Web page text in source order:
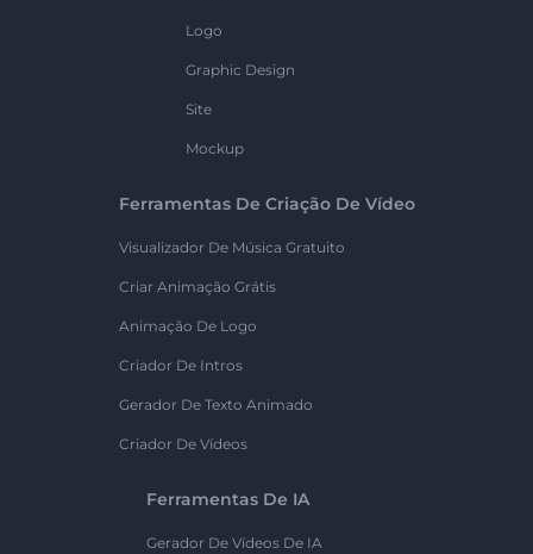
Logo
Graphic Design
Site
Mockup
Ferramentas De Criação De Vídeo
Visualizador De Música Gratuito
Criar Animação Grátis
Animação De Logo
Criador De Intros
Gerador De Texto Animado
Criador De Vídeos
Ferramentas De IA
Gerador De Vídeos De IA